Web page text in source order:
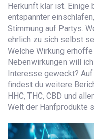
Herkunft klar ist. Einige
entspannter
Stimmung auf Partys.
ehrlich zu sich selbst
Welche Wirkung
Nebenwirkungen will
Interesse geweckt?
findest du weitere
HHC, THC, CBD und
Welt der Hanfprodukte